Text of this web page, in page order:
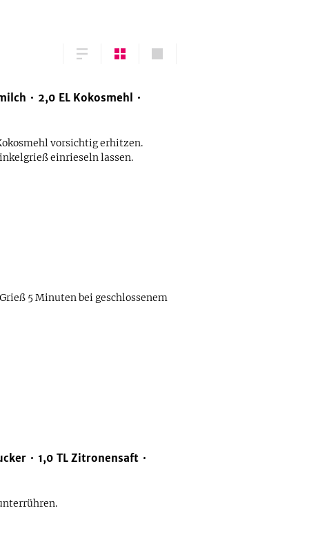
2,0 EL Kokosmehl
vorsichtig erhitzen.
einrieseln lassen.
5 Minuten bei geschlossenem
1,0 TL Zitronensaft